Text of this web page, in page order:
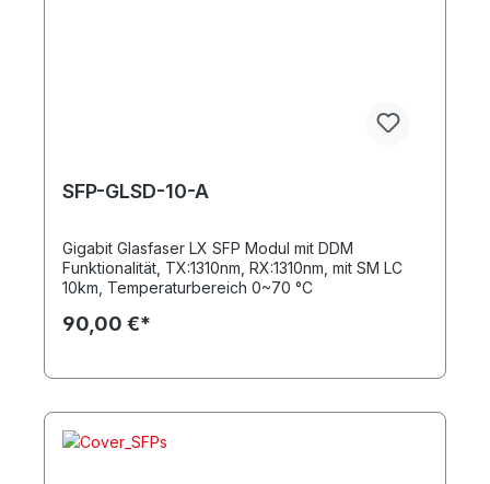
SFP-GLSD-10-A
Gigabit Glasfaser LX SFP Modul mit DDM
Funktionalität, TX:1310nm, RX:1310nm, mit SM LC
10km, Temperaturbereich 0~70 °C
90,00 €*